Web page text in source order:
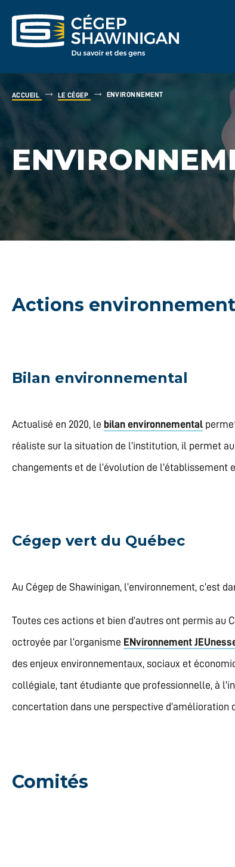
ACCUEIL LE CÉGEP ENVIRONNEMENT
Actions
Bilan environnemental
Actualisé en 2020, le bilan environnemental
réaliste sur la situation de l’institution, il permet
changements et de l’évolution de
Cégep vert du Québec
Au Cégep de Shawinigan, l’environnement, c’est
Toutes ces actions et bien d’autres ont permis
octroyée par l’organisme ENvironnement
des enjeux environnementaux, sociaux et
collégiale, tant étudiante que professionnelle, à
concertation dans une perspective
Comités